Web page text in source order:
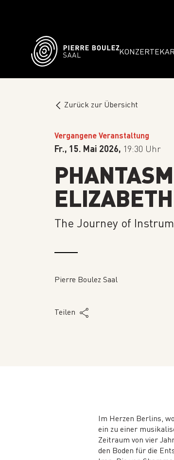
KONZERTE
Zurück zur Übersicht
Vergangene Veranstaltung
Fr., 15. Mai 2026, 19:30 Uhr
The Journey of
Pierre Boulez Saal
Teilen
Im Herzen Berlins,
ein zu einer
Zeitraum von vier
den Boden für die